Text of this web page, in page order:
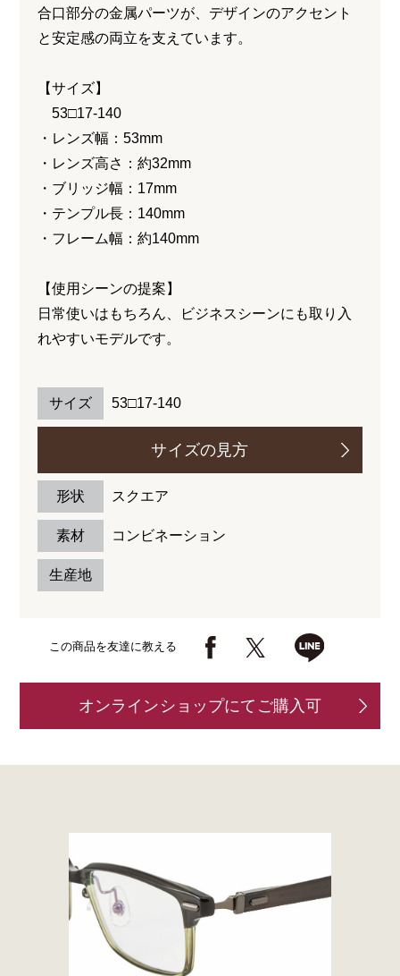
合口部分の金属パーツが、デザインのアクセント
と安定感の両立を支えています。
【サイズ】
53□17-140
・レンズ幅：53mm
・レンズ高さ：約32mm
・ブリッジ幅：17mm
・テンプル長：140mm
・フレーム幅：約140mm
【使用シーンの提案】
日常使いはもちろん、ビジネスシーンにも取り入
れやすいモデルです。
サイズ 53□17-140
サイズの見方
形状 スクエア
素材 コンビネーション
生産地
この商品を友達に教える
オンラインショップにてご購入可